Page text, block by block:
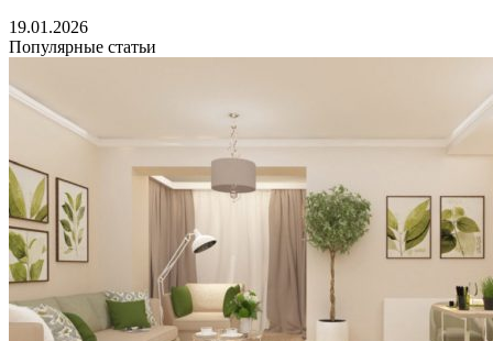
19.01.2026
Популярные статьи